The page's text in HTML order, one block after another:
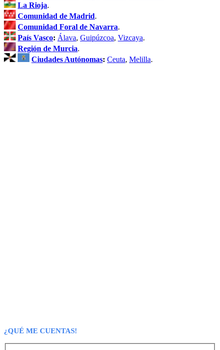
La Rioja.
Comunidad de Madrid.
Comunidad Foral de Navarra.
País Vasco: Álava, Guipúzcoa, Vizcaya.
Región de Murcia.
Ciudades Autónomas: Ceuta, Melilla.
¿QUÉ ME CUENTAS!